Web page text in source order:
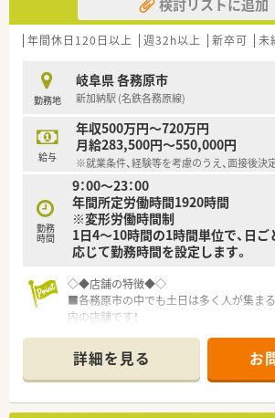
検討リストに追加
年間休日120日以上 週32h以上 新卒可 未
勤務地
岐阜県 各務原市
新加納駅 (名鉄各務原線)
給与
年収500万円～720万円
月給283,500円～550,000円
※就業条件、経験等を考慮のうえ、面接後決定
勤務
時間
9：00～23：00
年間所定労働時間1920時間
※変形労働時間制
1日4～10時間の1時間単位で、日
応じて勤務時間を設定します。
◇◆店舗の特徴◆◇
■各務原市の中でも土日は多く人が集ま
内の店舗です！
■面対応のため、近隣のクリニックをはじ
な処方が見られます！幅広く学べるのもポ
■OTCも多く扱っているため、お客様・患
聞きながらOTC医薬品の案内等ができ、
詳細を見る お